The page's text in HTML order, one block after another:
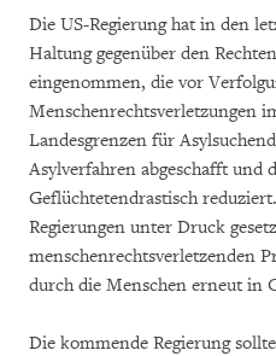
Die US-Regierung hat in den
Haltung gegenüber den
eingenommen, die vor
Menschenrechtsverletzungen
Landesgrenzen für
Asylverfahren abgeschafft und
Geflüchtetendrastisch
Regierungen unter Druck
menschenrechtsverletzenden
durch die Menschen erneut in
Die kommende Regierung